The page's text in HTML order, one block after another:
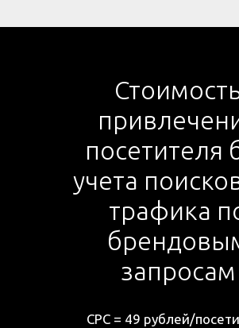
посетителя
учета
трафика
запросам
СРС = 49 рублей/